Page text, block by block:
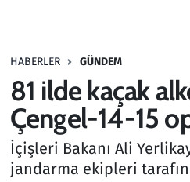
HABERLER GÜNDEM
81 ilde kaçak
Çengel-14-15
İçişleri Bakanı Ali
jandarma ekipleri
Haber
Kültür Sanat
Kurumsal Haberler